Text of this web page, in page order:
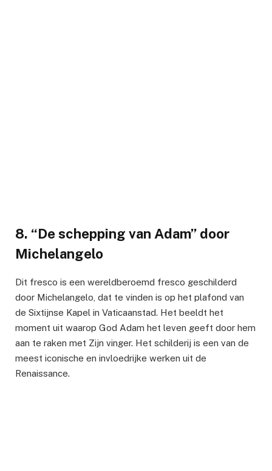
8. “De schepping van Adam” door
Michelangelo
Dit fresco is een wereldberoemd fresco geschilderd
door Michelangelo, dat te vinden is op het plafond van
de Sixtijnse Kapel in Vaticaanstad. Het beeldt het
moment uit waarop God Adam het leven geeft door hem
aan te raken met Zijn vinger. Het schilderij is een van de
meest iconische en invloedrijke werken uit de
Renaissance.